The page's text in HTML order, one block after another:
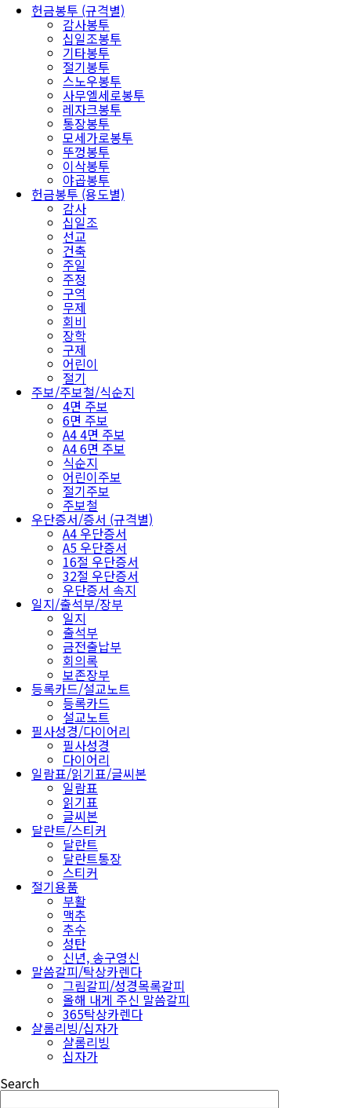
헌금봉투 (규격별)
감사봉투
십일조봉투
기타봉투
절기봉투
스노우봉투
사무엘세로봉투
레자크봉투
통장봉투
모세가로봉투
뚜껑봉투
이삭봉투
야곱봉투
헌금봉투 (용도별)
감사
십일조
선교
건축
주일
주정
구역
무제
회비
장학
구제
어린이
절기
주보/주보철/식순지
4면 주보
6면 주보
A4 4면 주보
A4 6면 주보
식순지
어린이주보
절기주보
주보철
우단증서/증서 (규격별)
A4 우단증서
A5 우단증서
16절 우단증서
32절 우단증서
우단증서 속지
일지/출석부/장부
일지
출석부
금전출납부
회의록
보존장부
등록카드/설교노트
등록카드
설교노트
필사성경/다이어리
필사성경
다이어리
일람표/읽기표/글씨본
일람표
읽기표
글씨본
달란트/스티커
달란트
달란트통장
스티커
절기용품
부활
맥추
추수
성탄
신년, 송구영신
말씀갈피/탁상카렌다
그림갈피/성경목록갈피
올해 내게 주신 말씀갈피
365탁상카렌다
샬롬리빙/십자가
샬롬리빙
십자가
Search